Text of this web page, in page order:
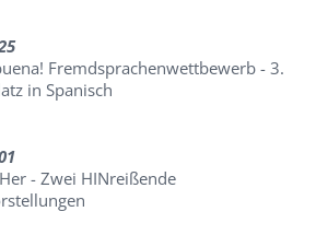
Fremdsprachenwettbewerb - 3.
in Spanisch
- Zwei HINreißende